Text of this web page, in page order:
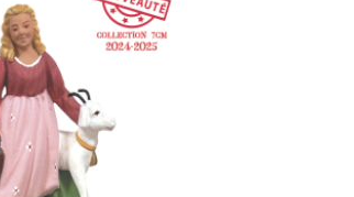
Ajouter
à la liste